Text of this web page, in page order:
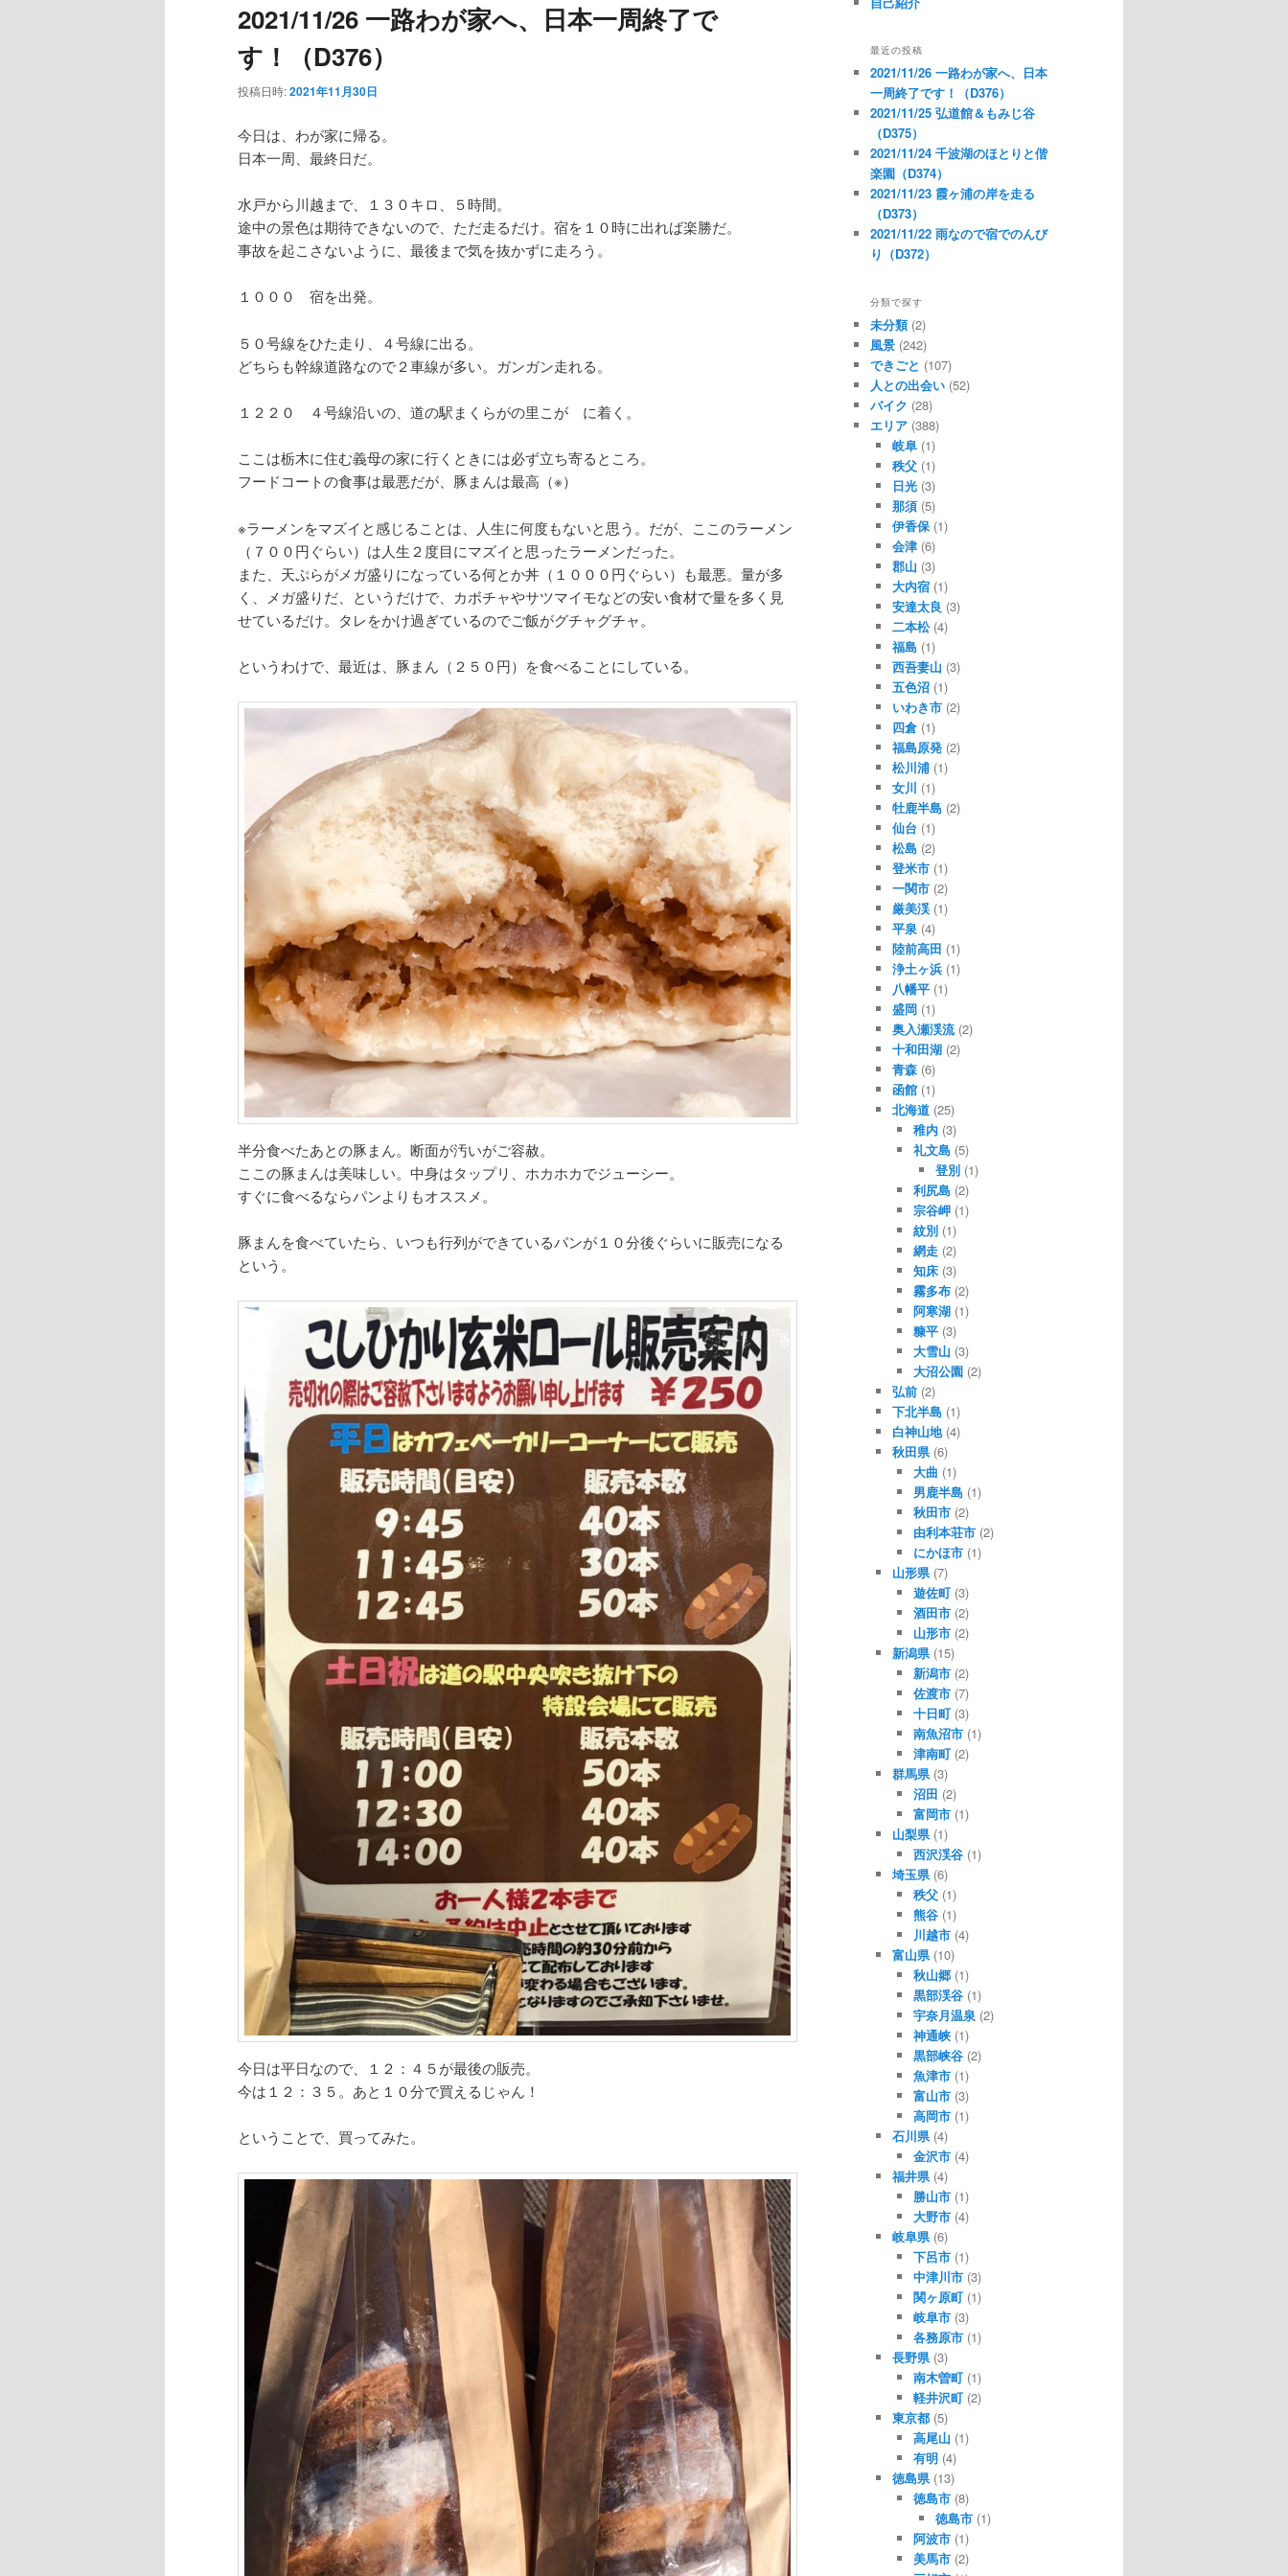
2021/11/26 一路わが家へ、日本一周終了で
す！（D376）
投稿日時:2021年11月30日
今日は、わが家に帰る。
日本一周、最終日だ。
水戸から川越まで、１３０キロ、５時間。
途中の景色は期待できないので、ただ走るだけ。宿を１０時に出れば楽勝だ。
事故を起こさないように、最後まで気を抜かずに走ろう。
１０００ 宿を出発。
５０号線をひた走り、４号線に出る。
どちらも幹線道路なので２車線が多い。ガンガン走れる。
１２２０ ４号線沿いの、道の駅まくらがの里こが に着く。
ここは栃木に住む義母の家に行くときには必ず立ち寄るところ。
フードコートの食事は最悪だが、豚まんは最高（※）
※ラーメンをマズイと感じることは、人生に何度もないと思う。だが、ここのラーメン
（７００円ぐらい）は人生２度目にマズイと思ったラーメンだった。
また、天ぷらがメガ盛りになっている何とか丼（１０００円ぐらい）も最悪。量が多
く、メガ盛りだ、というだけで、カボチャやサツマイモなどの安い食材で量を多く見
せているだけ。タレをかけ過ぎているのでご飯がグチャグチャ。
というわけで、最近は、豚まん（２５０円）を食べることにしている。
半分食べたあとの豚まん。断面が汚いがご容赦。
ここの豚まんは美味しい。中身はタップリ、ホカホカでジューシー。
すぐに食べるならパンよりもオススメ。
豚まんを食べていたら、いつも行列ができているパンが１０分後ぐらいに販売になる
という。
今日は平日なので、１２：４５が最後の販売。
今は１２：３５。あと１０分で買えるじゃん！
ということで、買ってみた。
最近の投稿
2021/11/26 一路わが家へ、日本
一周終了です！（D376）
2021/11/25 弘道館＆もみじ谷
（D375）
2021/11/24 千波湖のほとりと偕
楽園（D374）
2021/11/23 霞ヶ浦の岸を走る
（D373）
2021/11/22 雨なので宿でのんび
り（D372）
分類で探す
未分類(2)
風景 (242)
できごと (107)
人との出会い (52)
バイク (28)
エリア (388)
岐阜(1)
秩父(1)
日光(3)
那須(5)
伊香保(1)
会津(6)
郡山 (3)
大内宿(1)
安達太良 (3)
二本松(4)
福島(1)
西吾妻山 (3)
五色沼(1)
いわき市(2)
四倉(1)
福島原発(2)
松川浦(1)
女川 (1)
牡鹿半島(2)
仙台 (1)
松島(2)
登米市(1)
一関市(2)
厳美渓(1)
平泉 (4)
陸前高田 (1)
浄土ヶ浜(1)
八幡平(1)
盛岡(1)
奥入瀬渓流(2)
十和田湖(2)
青森(6)
函館(1)
北海道(25)
稚内 (3)
礼文島 (5)
登別(1)
利尻島 (2)
宗谷岬 (1)
紋別 (1)
網走 (2)
知床 (3)
霧多布 (2)
阿寒湖 (1)
糠平 (3)
大雪山 (3)
大沼公園 (2)
弘前(2)
下北半島(1)
白神山地(4)
秋田県(6)
大曲 (1)
男鹿半島 (1)
秋田市 (2)
由利本荘市 (2)
にかほ市 (1)
山形県(7)
遊佐町 (3)
酒田市 (2)
山形市 (2)
新潟県(15)
新潟市 (2)
佐渡市 (7)
十日町 (3)
南魚沼市 (1)
津南町 (2)
群馬県(3)
沼田 (2)
富岡市 (1)
山梨県(1)
西沢渓谷 (1)
埼玉県(6)
秩父 (1)
熊谷 (1)
川越市 (4)
富山県(10)
秋山郷 (1)
黒部渓谷 (1)
宇奈月温泉 (2)
神通峡 (1)
黒部峡谷 (2)
魚津市 (1)
富山市 (3)
高岡市 (1)
石川県(4)
金沢市 (4)
福井県(4)
勝山市 (1)
大野市 (4)
岐阜県(6)
下呂市 (1)
中津川市 (3)
関ヶ原町 (1)
岐阜市 (3)
各務原市 (1)
長野県(3)
南木曽町 (1)
軽井沢町 (2)
東京都(5)
高尾山 (1)
有明 (4)
徳島県(13)
徳島市 (8)
徳島市(1)
阿波市 (1)
美馬市 (2)